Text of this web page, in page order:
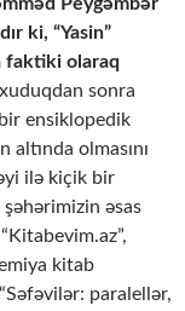
ki, “Yasin”
faktiki olaraq
sonra
ensiklopedik
altında olmasını
ilə kiçik bir
əsas
kitab
paralellər,